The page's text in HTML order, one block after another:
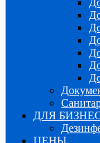
ДЛЯ
ЦЕНЫ